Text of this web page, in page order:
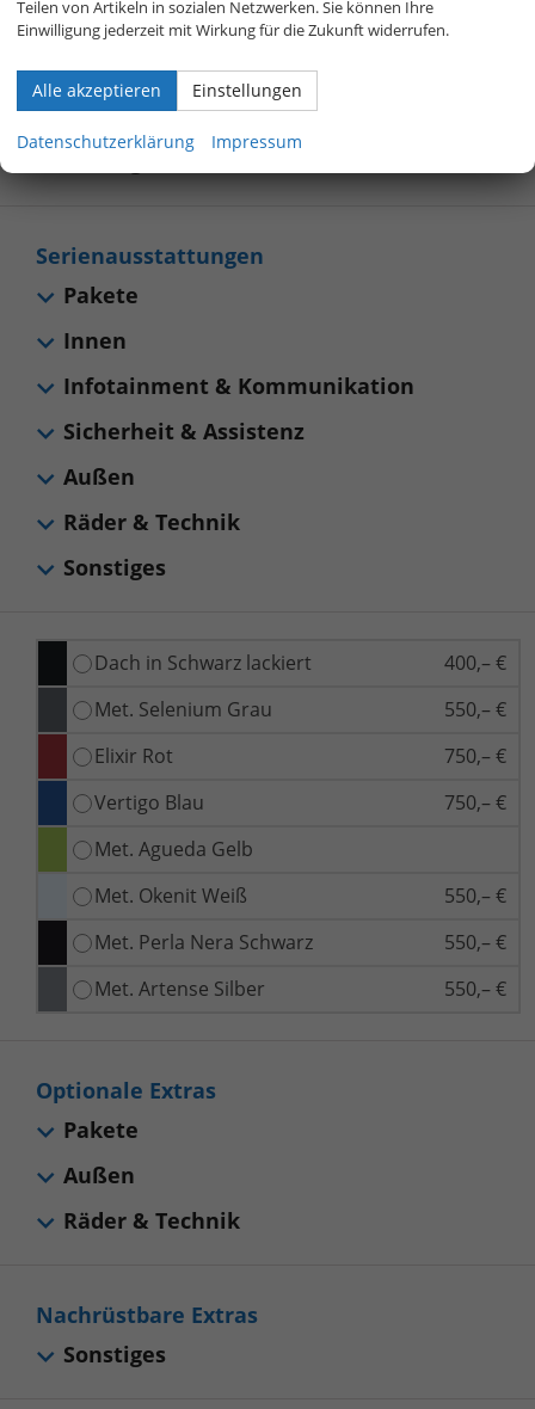
800 40 01 808
Dach in Schwarz lackiert
400,– €
Met. Selenium Grau
550,– €
Elixir Rot
750,– €
Vertigo Blau
750,– €
Met. Agueda Gelb
Met. Okenit Weiß
550,– €
Met. Perla Nera Schwarz
550,– €
Met. Artense Silber
550,– €
Serienausstattungen
Pakete
Innen
Infotainment & Kommunikation
Sicherheit & Assistenz
Außen
Räder & Technik
Sonstiges
Optionale Extras
Pakete
Außen
Räder & Technik
Nachrüstbare Extras
Sonstiges
Teilen von Artikeln in sozialen Netzwerken. Sie können Ihre
Einwilligung jederzeit mit Wirkung für die Zukunft widerrufen.
Alle akzeptieren Einstellungen
Datenschutzerklärung Impressum